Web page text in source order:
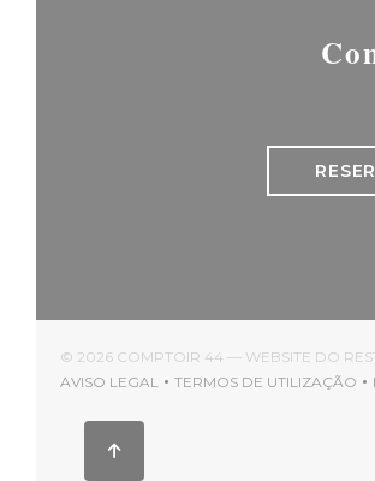
© 2026 COMPTOIR 44 — WEBSITE DO
AVISO LEGAL
((ABRE NUMA NOVA JANELA))
TERMOS DE UTILIZAÇÃO
((ABRE